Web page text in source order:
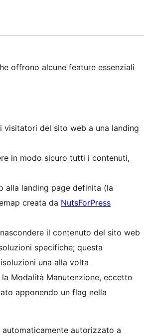
offrono alcune feature essenziali
visitatori del sito web a una landing
in modo sicuro tutti i contenuti,
alla landing page definita (la
creata da NutsForPress
il contenuto del sito web
specifiche; questa
una alla volta
Modalità Manutenzione, eccetto
apponendo un flag nella
autorizzato a